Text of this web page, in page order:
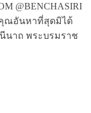
@BENCHASIRI
ณอันหาที่สุดมิได้
นาถ พระบรมราช